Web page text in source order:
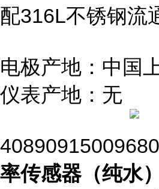
配316L不锈钢流
电极产地：中国
仪表产地：无
率传感器（纯水）